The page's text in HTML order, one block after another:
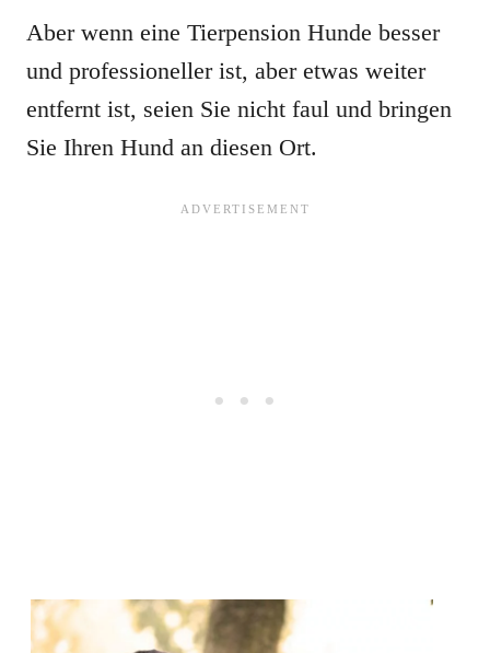
Aber wenn eine Tierpension Hunde besser
und professioneller ist, aber etwas weiter
entfernt ist, seien Sie nicht faul und bringen
Sie Ihren Hund an diesen Ort.